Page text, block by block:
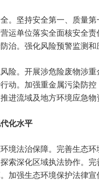
全。坚持安全第一、质量
运单位落实全面核安全
治。强化风险预警监测
风险。开展涉危险废物涉
动。加强重金属污染防
进流域及地方环境应急
化水平
环境法治保障。完善生态
索深化区域执法协作。
加强生态环境保护法律